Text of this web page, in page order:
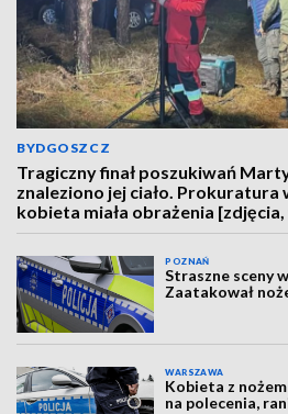
BYDGOSZCZ
Tragiczny finał poszukiwań
znaleziono jej ciało. Prokuratura
kobieta miała obrażenia
POZNAŃ
Straszne sceny
Zaatakował
WARSZAWA
Kobieta z
na polecenia,